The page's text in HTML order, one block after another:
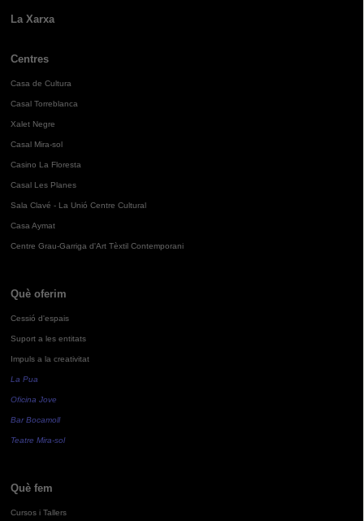
La Xarxa
Centres
Casa de Cultura
Casal Torreblanca
Xalet Negre
Casal Mira-sol
Casino La Floresta
Casal Les Planes
Sala Clavé - La Unió Centre Cultural
Casa Aymat
Centre Grau-Garriga d'Art Tèxtil Contemporani
Què oferim
Cessió d'espais
Suport a les entitats
Impuls a la creativitat
La Pua
Oficina Jove
Bar Bocamoll
Teatre Mira-sol
Què fem
Cursos i Tallers